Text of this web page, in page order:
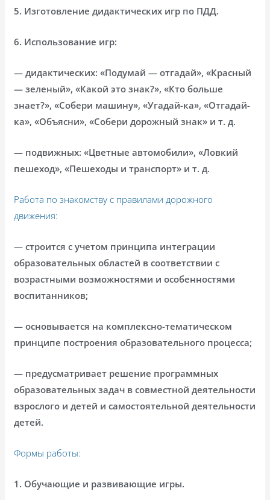
5. Изготовление дидактических игр по ПДД.
6. Использование игр:
— дидактических: «Подумай — отгадай», «Красный
— зеленый», «Какой это знак?», «Кто больше
знает?», «Собери машину», «Угадай-ка», «Отгадай-
ка», «Объясни», «Собери дорожный знак» и т. д.
— подвижных: «Цветные автомобили», «Ловкий
пешеход», «Пешеходы и транспорт» и т. д.
Работа по знакомству с правилами дорожного
движения:
— строится с учетом принципа интеграции
образовательных областей в соответствии с
возрастными возможностями и особенностями
воспитанников;
— основывается на комплексно-тематическом
принципе построения образовательного процесса;
— предусматривает решение программных
образовательных задач в совместной деятельности
взрослого и детей и самостоятельной деятельности
детей.
Формы работы:
1. Обучающие и развивающие игры.